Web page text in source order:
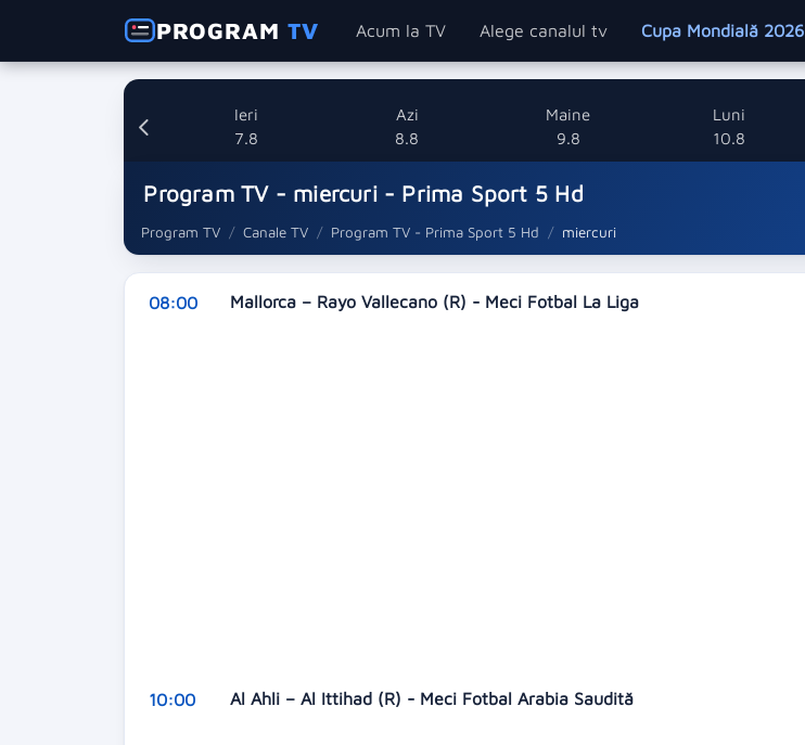
PROGRAMTV Acum la TV Alege canalul tv Cupa Mondială 2026
Ieri
7.8
Azi
8.8
Maine
9.8
Luni
10.8
Program TV - miercuri - Prima Sport 5 Hd
Program TV Canale TV Program TV - Prima Sport 5 Hd miercuri
08:00 Mallorca – Rayo Vallecano (R) - Meci Fotbal La Liga
10:00 Al Ahli – Al Ittihad (R) - Meci Fotbal Arabia Saudită